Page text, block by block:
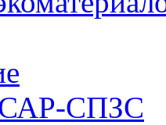
СПЗС